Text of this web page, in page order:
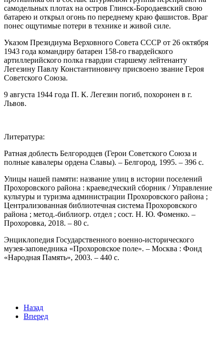
самодельных плотах на остров Глинск-Бородаевский свою
батарею и открыл огонь по переднему краю фашистов. Враг
понес ощутимые потери в технике и живой силе.
Указом Президиума Верховного Совета СССР от 26 октября
1943 года командиру батареи 158-го гвардейского
артиллерийского полка гвардии старшему лейтенанту
Легезину Павлу Константиновичу присвоено звание Героя
Советского Союза.
9 августа 1944 года П. К. Легезин погиб, похоронен в г.
Львов.
Литература:
Ратная доблесть Белгородцев (Герои Советского Союза и
полные кавалеры ордена Славы). – Белгород, 1995. – 396 с.
Улицы нашей памяти: название улиц в истории поселений
Прохоровского района : краеведческий сборник / Управление
культуры и туризма администрации Прохоровского района ;
Централизованная библиотечная система Прохоровского
района ; метод.-библиогр. отдел ; сост. Н. Ю. Фоменко. –
Прохоровка, 2018. – 80 с.
Энциклопедия Государственного военно-исторического
музея-заповедника «Прохоровское поле». – Москва : Фонд
«Народная Память», 2003. – 440 с.
Назад
Вперед